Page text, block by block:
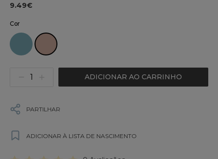
9.49€
Cor
ADICIONAR AO CARRINHO
PARTILHAR
ADICIONAR À LISTA DE NASCIMENTO